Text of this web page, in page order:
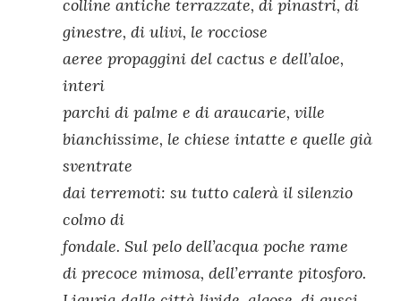
colline antiche terrazzate, di pinastri, di
ginestre, di ulivi, le rocciose
aeree propaggini del cactus e dell’aloe,
interi
parchi di palme e di araucarie, ville
bianchissime, le chiese intatte e quelle già
sventrate
dai terremoti: su tutto calerà il silenzio
colmo di
fondale. Sul pelo dell’acqua poche rame
di precoce mimosa, dell’errante pitosforo.